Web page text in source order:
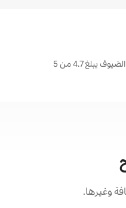
يبلغ 4.7 من 5
وغيرها.